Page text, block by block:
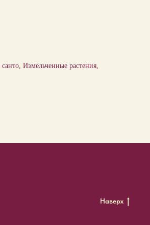
Измельченные растения,
Наверх